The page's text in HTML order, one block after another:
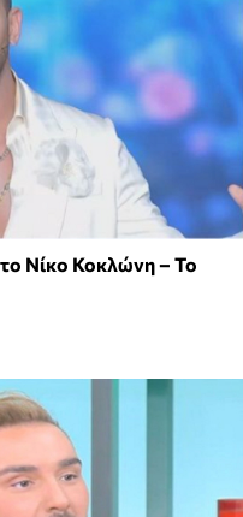
Νίκο Κοκλώνη – Το